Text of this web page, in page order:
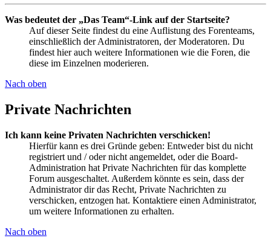
Was bedeutet der „Das Team“-Link auf der Startseite?
Auf dieser Seite findest du eine Auflistung des Forenteams,
einschließlich der Administratoren, der Moderatoren. Du
findest hier auch weitere Informationen wie die Foren, die
diese im Einzelnen moderieren.
Nach oben
Private Nachrichten
Ich kann keine Privaten Nachrichten verschicken!
Hierfür kann es drei Gründe geben: Entweder bist du nicht
registriert und / oder nicht angemeldet, oder die Board-
Administration hat Private Nachrichten für das komplette
Forum ausgeschaltet. Außerdem könnte es sein, dass der
Administrator dir das Recht, Private Nachrichten zu
verschicken, entzogen hat. Kontaktiere einen Administrator,
um weitere Informationen zu erhalten.
Nach oben